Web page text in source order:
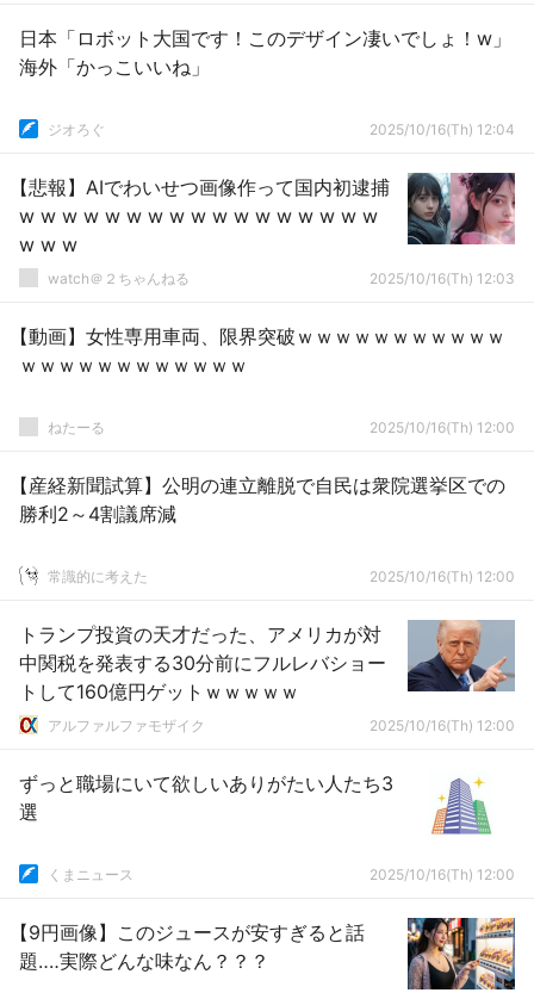
日本「ロボット大国です！このデザイン凄いでしょ！w」
海外「かっこいいね」
ジオろぐ 2025/10/16(Th) 12:04
【悲報】AIでわいせつ画像作って国内初逮捕
w w w w w w w w w w w w w w w w w
w w w
watch＠２ちゃんねる 2025/10/16(Th) 12:03
【動画】女性専用車両、限界突破ｗｗｗｗｗｗｗｗｗｗｗ
ｗｗｗｗｗｗｗｗｗｗｗｗ
ねたーる 2025/10/16(Th) 12:00
【産経新聞試算】公明の連立離脱で自民は衆院選挙区での
勝利2～4割議席減
常識的に考えた 2025/10/16(Th) 12:00
トランプ投資の天才だった、アメリカが対
中関税を発表する30分前にフルレバショー
トして160億円ゲットｗｗｗｗｗ
アルファルファモザイク 2025/10/16(Th) 12:00
ずっと職場にいて欲しいありがたい人たち3
選
くまニュース 2025/10/16(Th) 12:00
【9円画像】このジュースが安すぎると話
題‥‥実際どんな味なん？？？